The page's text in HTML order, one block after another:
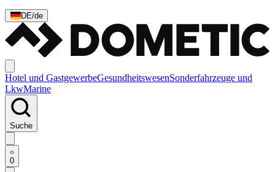
DE/de
Hotel und GastgewerbeGesundheitswesenSonderfahrzeuge und
LkwMarine
Suche
0